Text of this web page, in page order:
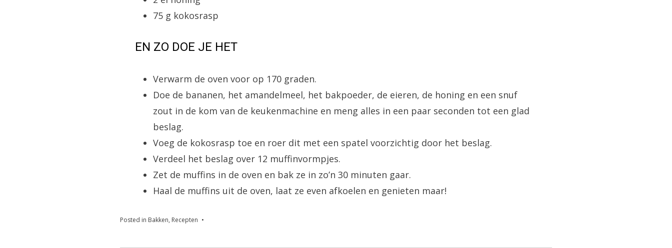
75 g kokosrasp
EN ZO DOE JE HET
Verwarm de oven voor op 170 graden.
Doe de bananen, het amandelmeel, het bakpoeder, de eieren, de honing en een snuf
zout in de kom van de keukenmachine en meng alles in een paar seconden tot een glad
beslag.
Voeg de kokosrasp toe en roer dit met een spatel voorzichtig door het beslag.
Verdeel het beslag over 12 muffinvormpjes.
Zet de muffins in de oven en bak ze in zo’n 30 minuten gaar.
Haal de muffins uit de oven, laat ze even afkoelen en genieten maar!
Posted in Bakken, Recepten